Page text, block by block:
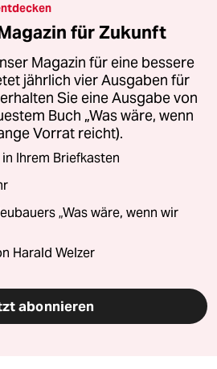
für Zukunft
Magazin für eine bessere
jährlich vier Ausgaben für
Sie eine Ausgabe von
Buch „Was wäre, wenn
Vorrat reicht).
Ihrem Briefkasten
„Was wäre, wenn wir
Harald Welzer
abonnieren